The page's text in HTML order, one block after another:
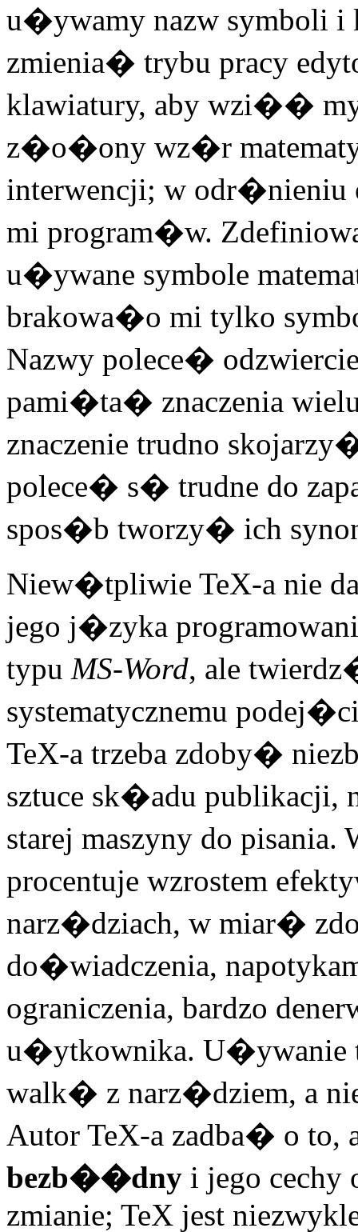
u�ywamy nazw symboli i
zmienia� trybu pracy
klawiatury, aby wzi��
z�o�ony wz�r
interwencji; w odr�nieniu
mi program�w.
u�ywane symbole
brakowa�o mi tylko
Nazwy polece�
pami�ta� znaczenia
znaczenie trudno
polece� s� trudne do
spos�b tworzy� ich
Niew�tpliwie TeX-a nie
jego j�zyka
typu MS-Word, ale
systematycznemu
TeX-a trzeba zdoby�
sztuce sk�adu
starej maszyny do
procentuje wzrostem
narz�dziach, w miar�
do�wiadczenia,
ograniczenia, bardzo
u�ytkownika. U�ywanie
walk� z narz�dziem, a
Autor TeX-a zadba� o to,
bezb��dny i jego
zmianie; TeX jest